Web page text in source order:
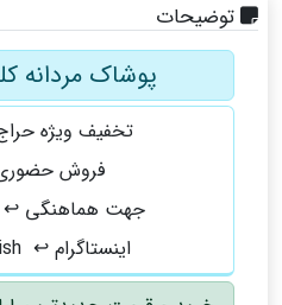
توضیحات
پوشاک مردانه
تخفیف ویژه
فروش حضوری
جهت هماهنگی ↩
اینستاگرام ↩ kolbeh.darvish